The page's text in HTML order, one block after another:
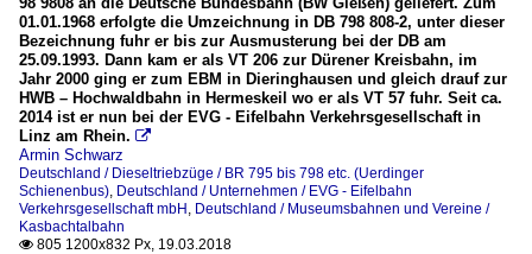
01.01.1968 erfolgte die Umzeichnung in DB 798 808-2, unter dieser
Bezeichnung fuhr er bis zur Ausmusterung bei der DB am
25.09.1993. Dann kam er als VT 206 zur Dürener Kreisbahn, im
Jahr 2000 ging er zum EBM in Dieringhausen und gleich drauf zur
HWB – Hochwaldbahn in Hermeskeil wo er als VT 57 fuhr. Seit ca.
2014 ist er nun bei der EVG - Eifelbahn Verkehrsgesellschaft in
Linz am Rhein. 
Armin Schwarz
Deutschland / Dieseltriebzüge / BR 795 bis 798 etc. (Uerdinger
Schienenbus) Deutschland / Unternehmen / EVG - Eifelbahn
Verkehrsgesellschaft mbH Deutschland / Museumsbahnen und Vereine /
Kasbachtalbahn
 805 1200x832 Px, 19.03.2018